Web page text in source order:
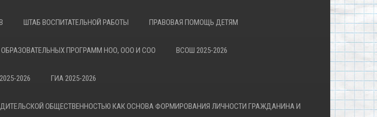
ШТАБ ВОСПИТАТЕЛЬНОЙ РАБОТЫ ПРАВОВАЯ ПОМОЩЬ ДЕТЯМ
ПРОГРАММ НОО, ООО И СОО ВСОШ 2025-2026
2026 ГИА 2025-2026
ОБЩЕСТВЕННОСТЬЮ КАК ОСНОВА ФОРМИРОВАНИЯ ЛИЧНОСТИ ГРАЖДАНИНА И